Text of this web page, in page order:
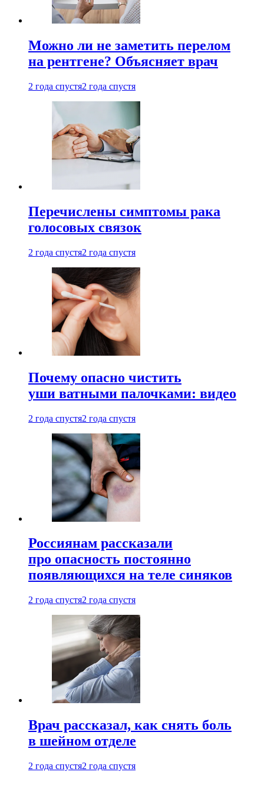
Можно ли не заметить перелом
на рентгене? Объясняет врач
2 года спустя2 года спустя
Перечислены симптомы рака
голосовых связок
2 года спустя2 года спустя
Почему опасно чистить
уши ватными палочками: видео
2 года спустя2 года спустя
Россиянам рассказали
про опасность постоянно
появляющихся на теле синяков
2 года спустя2 года спустя
Врач рассказал, как снять боль
в шейном отделе
2 года спустя2 года спустя